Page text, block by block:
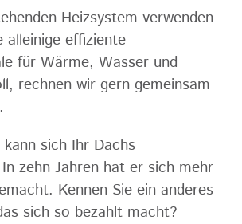
Heizsystem verwenden
alleinige effiziente
für Wärme, Wasser und
rechnen wir gern gemeinsam
sich Ihr Dachs
zehn Jahren hat er sich mehr
Kennen Sie ein anderes
sich so bezahlt macht?